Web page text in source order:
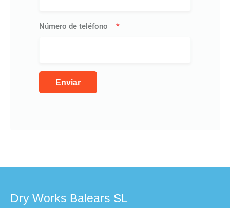
Número de teléfono *
Enviar
Dry Works Balears SL